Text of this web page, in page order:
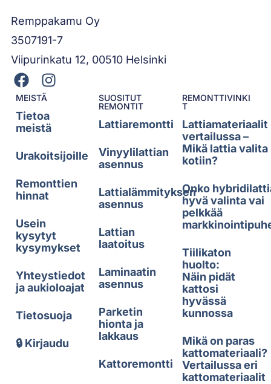
Remppakamu Oy
3507191-7
Viipurinkatu 12, 00510 Helsinki
MEISTÄ
Tietoa
meistä
Urakoitsijoille
Remonttien
hinnat
Usein
kysytyt
kysymykset
Yhteystiedot
ja aukioloajat
Tietosuoja
🔒 Kirjaudu
SUOSITUT
REMONTIT
Lattiaremontti
Vinyylilattian
asennus
Lattialämmityksen
asennus
Lattian
laatoitus
Laminaatin
asennus
Parketin
hionta ja
lakkaus
Kattoremontti
REMONTTIVINKI
T
Lattiamateriaalit
vertailussa –
Mikä lattia valita
kotiin?
Onko
hyvä valinta vai
pelkkää
Tiilikaton
huolto:
Näin pidät
kattosi
hyvässä
kunnossa
Mikä on paras
kattomateriaali?
Vertailussa eri
kattomateriaalit